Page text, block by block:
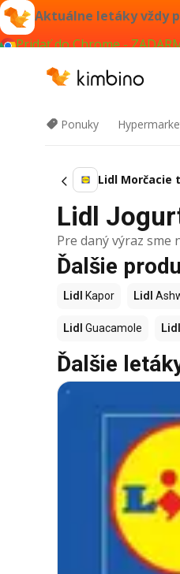
Aktuálne letáky vždy
Pridať do Chrome -
Ponuky
Lidl Morčacie
Lidl
Pre daný výraz sme
Ďalšie
Lidl Kapor Lidl
Lidl Guacamole Lidl
Ďalšie